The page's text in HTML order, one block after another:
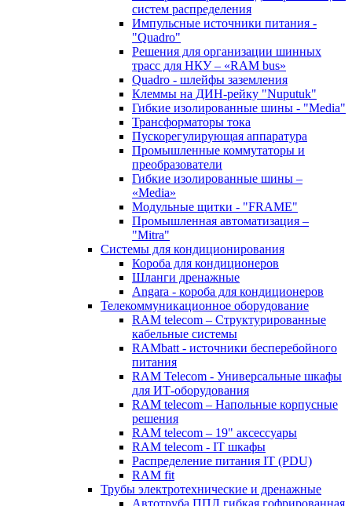
систем распределения
Импульсные источники питания -
"Quadro"
Решения для организации шинных
трасс для НКУ – «RAM bus»
Quadro - шлейфы заземления
Клеммы на ДИН-рейку "Nuputuk"
Гибкие изолированные шины - "Media"
Трансформаторы тока
Пускорегулирующая аппаратура
Промышленные коммутаторы и
преобразователи
Гибкие изолированные шины –
«Media»
Модульные щитки - "FRAME"
Промышленная автоматизация –
"Mitra"
Системы для кондиционирования
Короба для кондиционеров
Шланги дренажные
Angara - короба для кондиционеров
Телекоммуникационное оборудование
RAM telecom – Структурированные
кабельные системы
RAMbatt - источники бесперебойного
питания
RAM Telecom - Универсальные шкафы
для ИТ-оборудования
RAM telecom – Напольные корпусные
решения
RAM telecom – 19" аксессуары
RAM telecom - IT шкафы
Распределение питания IT (PDU)
RAM fit
Трубы электротехнические и дренажные
Автотруба ППЛ гибкая гофрированная